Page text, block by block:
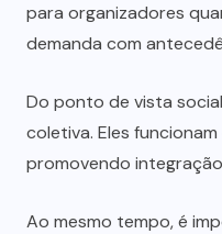
para organizadores
demanda com
Do ponto de vista
coletiva. Eles
promovendo
Ao mesmo tempo, é